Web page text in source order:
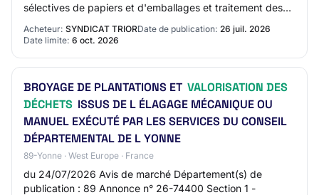
sélectives de papiers et d'emballages et traitement des
Acheteur: SYNDICAT TRIORDate de publication: 26 juil. 2026
Date limite: 6 oct. 2026
BROYAGE DE PLANTATIONS ET VALORISATION DES
DÉCHETS ISSUS DE L ÉLAGAGE MÉCANIQUE OU
MANUEL EXÉCUTÉ PAR LES SERVICES DU CONSEIL
DÉPARTEMENTAL DE L YONNE
89-Yonne · West Europe · France
du 24/07/2026 Avis de marché Département(s) de
publication : 89 Annonce n° 26-74400 Section 1 -